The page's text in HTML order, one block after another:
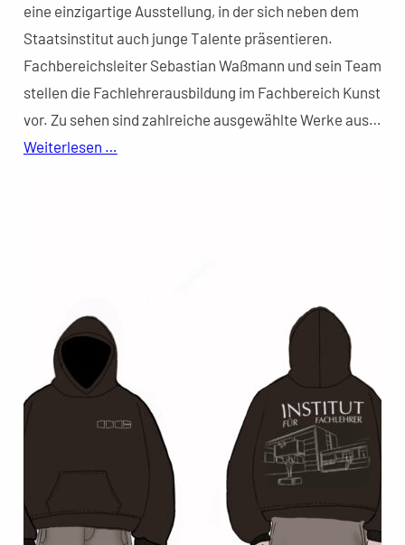
eine einzigartige Ausstellung, in der sich neben dem
Staatsinstitut auch junge Talente präsentieren.
Fachbereichsleiter Sebastian Waßmann und sein Team
stellen die Fachlehrerausbildung im Fachbereich Kunst
vor. Zu sehen sind zahlreiche ausgewählte Werke aus…
Weiterlesen …